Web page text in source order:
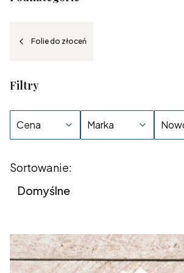
Folie do złoceń
Filtry
Cena Marka
Lista
Sortowanie:
Domyślne